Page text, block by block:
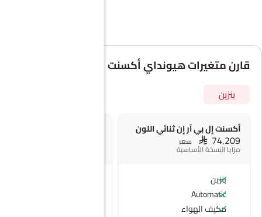
قارن متغيرات هيونداي أكسنت
بنزين
أكسنت إل بي آر إن ثنائي اللون
SAR 74,209 سعر
مزايا النسخة الأساسية
بنزين
Automatic
مكيف الهواء